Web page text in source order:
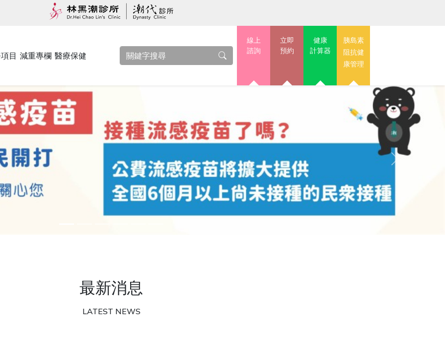
目 減重專欄 醫療保健
線上
諮詢
立即
預約
健康
計算器
胰島素
阻抗健
康管理
Next
最新消息
LATEST NEWS